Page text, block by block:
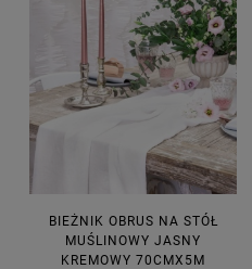
BIEŻNIK OBRUS NA STÓŁ
MUŚLINOWY JASNY
KREMOWY 70CMX5M